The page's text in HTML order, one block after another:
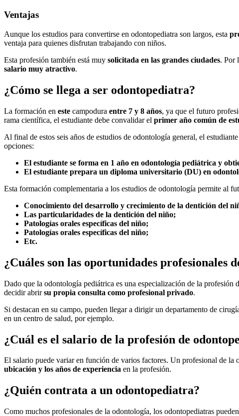
Ventajas
Aunque los estudios para convertirse en odontopediatra son largos, esta
ventaja para quienes disfrutan trabajando con niños.
Esta profesión también está muy solicitada en las grandes ciudades. Por
salario muy atractivo.
¿Cómo se llega a ser odontopediatra?
La formación en este campodura entre 7 y 8 años, ya que el futuro
rama científica, el estudiante debe convalidar el primer año común de
Al final de estos seis años de estudios de odontología general, el
opciones:
El estudiante se forma en 1 año en odontología pediátrica y
El estudiante prepara un diploma universitario (DU) en
Esta formación complementaria a los estudios de odontología permite al
Conocimiento del desarrollo y crecimiento de la dentición del
Las particularidades de la dentición del niño;
Patologías orales específicas del niño;
Patologías orales específicas del niño;
Etc.
¿Cuáles son las oportunidades profesionales
Dado que la odontología pediátrica es una especialización de la profesión
decidir abrirsu propia consulta como profesional privado.
Si destacan en su campo, pueden llegar a dirigir un departamento de
en un centro de salud, por ejemplo.
¿Cuál es el salario de la profesión de
El salario puede variar en función de varios factores. Un profesional de la
ubicación y los años de experiencia en la profesión.
¿Quién contrata a un odontopediatra?
Como muchos profesionales de la odontología, los odontopediatras pueden